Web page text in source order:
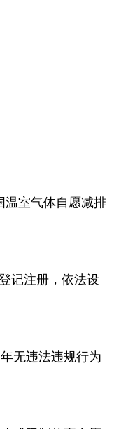
温室气体自愿减排
记注册，依法设
无违法违规行为